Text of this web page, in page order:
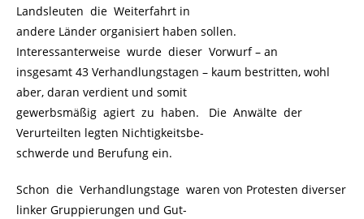
Landsleuten die Weiterfahrt in
andere Länder organisiert haben sollen.
Interessanterweise wurde dieser Vorwurf – an
insgesamt 43 Verhandlungstagen – kaum bestritten, wohl
aber, daran verdient und somit
gewerbsmäßig agiert zu haben. Die Anwälte der
Verurteilten legten Nichtigkeitsbe-
schwerde und Berufung ein.
Schon die Verhandlungstage waren von Protesten diverser
linker Gruppierungen und Gut-